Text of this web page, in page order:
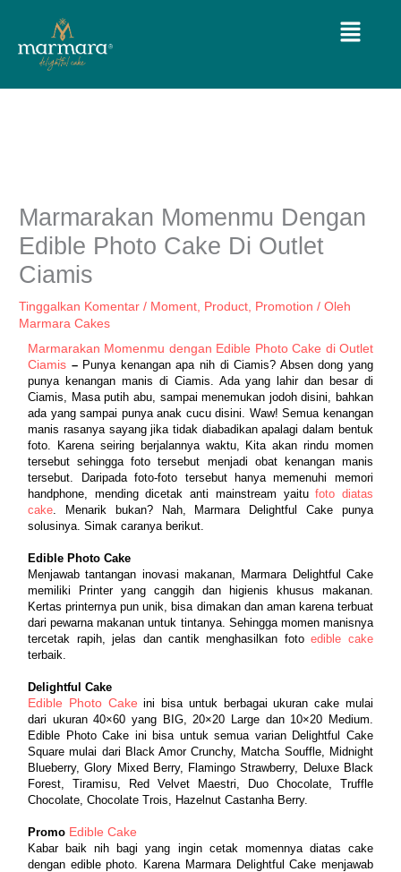
konten
Menu
Marmarakan Momenmu Dengan
Edible Photo Cake Di Outlet
Ciamis
Tinggalkan Komentar / Moment Product Promotion / Oleh
Marmara Cakes
Marmarakan Momenmu dengan Edible Photo Cake di Outlet
Ciamis – Punya kenangan apa nih di Ciamis? Absen dong yang
punya kenangan manis di Ciamis. Ada yang lahir dan besar di
Ciamis, Masa putih abu, sampai menemukan jodoh disini, bahkan
ada yang sampai punya anak cucu disini. Waw! Semua kenangan
manis rasanya sayang jika tidak diabadikan apalagi dalam bentuk
foto. Karena seiring berjalannya waktu, Kita akan rindu momen
tersebut sehingga foto tersebut menjadi obat kenangan manis
tersebut. Daripada foto-foto tersebut hanya memenuhi memori
handphone, mending dicetak anti mainstream yaitu foto diatas
cake . Menarik bukan? Nah, Marmara Delightful Cake punya
solusinya. Simak caranya berikut.
Edible Photo Cake
Menjawab tantangan inovasi makanan, Marmara Delightful Cake
memiliki Printer yang canggih dan higienis khusus makanan.
Kertas printernya pun unik, bisa dimakan dan aman karena terbuat
dari pewarna makanan untuk tintanya. Sehingga momen manisnya
tercetak rapih, jelas dan cantik menghasilkan foto edible cake
terbaik.
Delightful Cake
Edible Photo Cake ini bisa untuk berbagai ukuran cake mulai
dari ukuran 40×60 yang BIG, 20×20 Large dan 10×20 Medium.
Edible Photo Cake ini bisa untuk semua varian Delightful Cake
Square mulai dari Black Amor Crunchy, Matcha Souffle, Midnight
Blueberry, Glory Mixed Berry, Flamingo Strawberry, Deluxe Black
Forest, Tiramisu, Red Velvet Maestri, Duo Chocolate, Truffle
Chocolate, Chocolate Trois, Hazelnut Castanha Berry.
Promo Edible Cake
Kabar baik nih bagi yang ingin cetak momennya diatas cake
dengan edible photo. Karena Marmara Delightful Cake menjawab